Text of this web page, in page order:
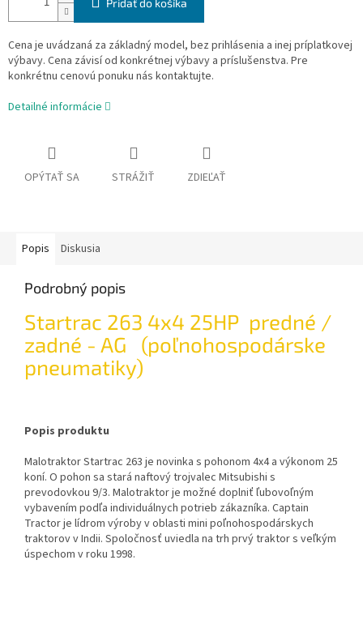
Pridať do košíka
Cena je uvádzaná za základný model, bez prihlásenia a inej príplatkovej
výbavy. Cena závisí od konkrétnej výbavy a príslušenstva. Pre
konkrétnu cenovú ponuku nás kontaktujte.
Detailné informácie
OPÝTAŤ SA STRÁŽIŤ ZDIEĽAŤ
Popis Diskusia
Podrobný popis
Startrac 263 4x4 25HP predné /
zadné - AG (poľnohospodárske
pneumatiky)
Popis produktu
MalotraktorStartrac 263 je novinka s pohonom 4x4 a výkonom 25
koní. O pohon sa stará naftový trojvalec Mitsubishi s
prevodovkou 9/3. Malotraktor je možné doplniť ľubovoľným
vybavením podľa individuálnych potrieb zákazníka. Captain
Tractor je lídrom výroby v oblasti mini poľnohospodárskych
traktorov v Indii. Spoločnosť uviedla na trh prvý traktor s veľkým
úspechom v roku 1998.